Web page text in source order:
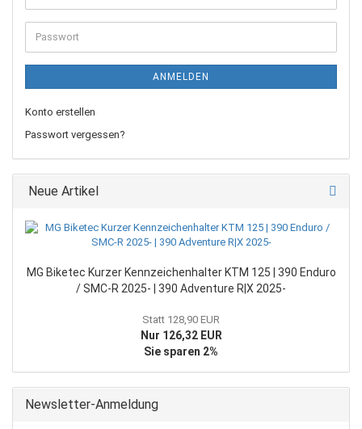
Mail-
Adresse
Passwort
ANMELDEN
Konto erstellen
Passwort vergessen?
Neue Artikel
MG Biketec Kurzer Kennzeichenhalter KTM 125 | 390 Enduro
/ SMC-R 2025- | 390 Adventure R|X 2025-
Statt 128,90 EUR
Nur 126,32 EUR
Sie sparen 2%
Newsletter-Anmeldung